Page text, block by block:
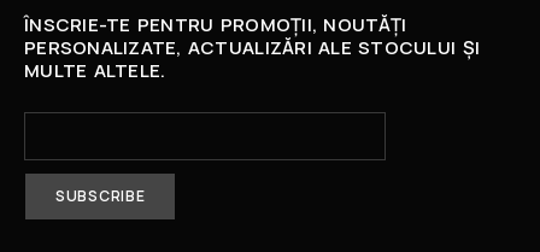
ÎNSCRIE-TE PENTRU PROMOȚII, NOUTĂȚI
PERSONALIZATE, ACTUALIZĂRI ALE STOCULUI ȘI
MULTE ALTELE.